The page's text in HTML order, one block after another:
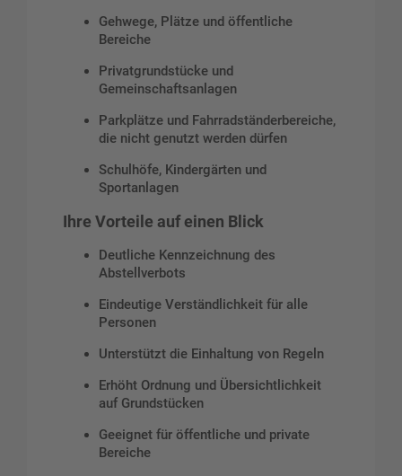
Gehwege, Plätze und öffentliche
Bereiche
Privatgrundstücke und
Gemeinschaftsanlagen
Parkplätze und Fahrradständerbereiche,
die nicht genutzt werden dürfen
Schulhöfe, Kindergärten und
Sportanlagen
Ihre Vorteile auf einen Blick
Deutliche Kennzeichnung des
Abstellverbots
Eindeutige Verständlichkeit für alle
Personen
Unterstützt die Einhaltung von Regeln
Erhöht Ordnung und Übersichtlichkeit
auf Grundstücken
Geeignet für öffentliche und private
Bereiche